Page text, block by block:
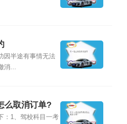
因半途有事情无法
消...
么取消订单?
：1、驾校科目一考